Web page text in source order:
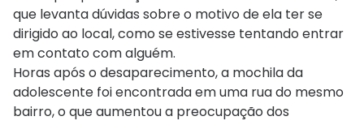
que levanta dúvidas sobre o motivo de ela ter se
dirigido ao local, como se estivesse tentando entrar
em contato com alguém.
Horas após o desaparecimento, a mochila da
adolescente foi encontrada em uma rua do mesmo
bairro, o que aumentou a preocupação dos